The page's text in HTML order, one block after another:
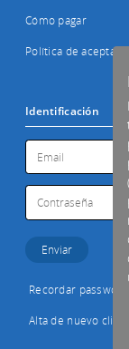
Cómo pagar
Política de
Identificación
Recordar password
Alta de nuevo cliente